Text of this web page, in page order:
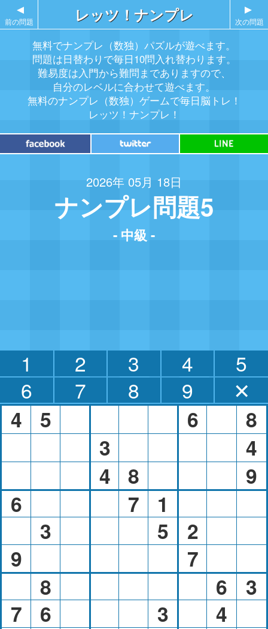
レッツ！ナンプレ
無料でナンプレ（数独）パズルが遊べます。
問題は日替わりで毎日10問入れ替わります。
難易度は入門から難問までありますので、
自分のレベルに合わせて遊べます。
無料のナンプレ（数独）ゲームで毎日脳トレ！
レッツ！ナンプレ！
2026年 05月 18日
ナンプレ問題5
- 中級 -
▲
前の問題
▲
次の問題
1 2 3 4
5
6
7 8 9 ✕
4 5 6
8
3
4
4
8
9
6
7
1
3
5
2
9
7
8
6
3
7
6 3 4